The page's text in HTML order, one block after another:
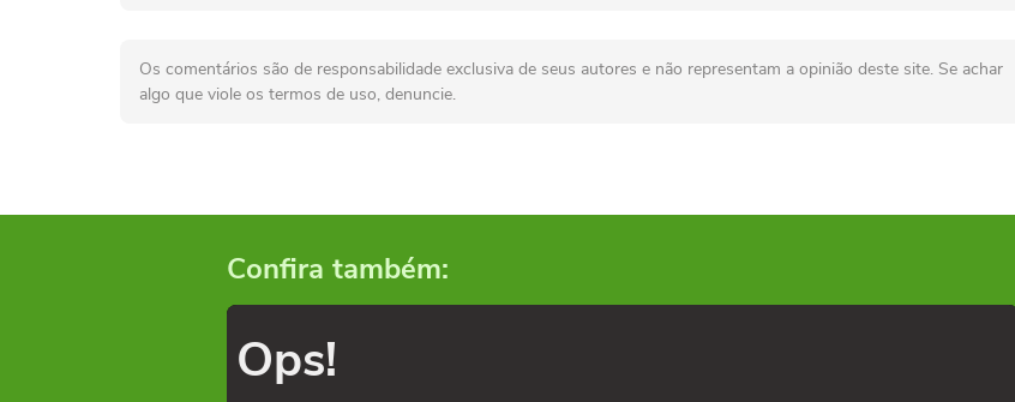
Os comentários são de responsabilidade exclusiva de seus autores e não representam a opinião deste site. Se achar
algo que viole os termos de uso, denuncie.
Confira também:
Ops!